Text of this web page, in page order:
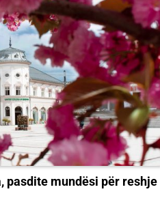
pasdite mundësi për reshje